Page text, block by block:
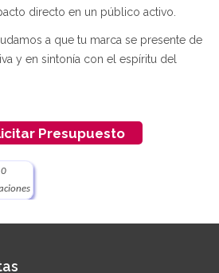
directo en un público activo.
a que tu marca se presente de
y en sintonía con el espíritu del
Presupuesto
0